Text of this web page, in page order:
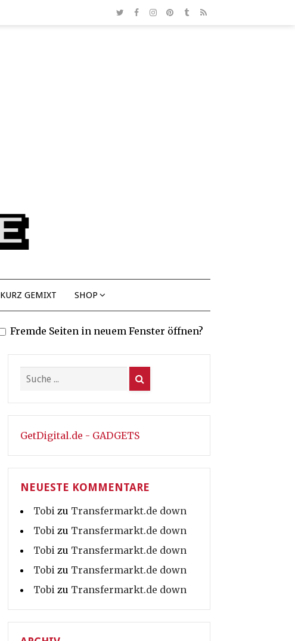
KURZ GEMIXT SHOP
Fremde Seiten in neuem Fenster öffnen?
GetDigital.de - GADGETS
NEUESTE KOMMENTARE
Tobi zu Transfermarkt.de down
Tobi zu Transfermarkt.de down
Tobi zu Transfermarkt.de down
Tobi zu Transfermarkt.de down
Tobi zu Transfermarkt.de down